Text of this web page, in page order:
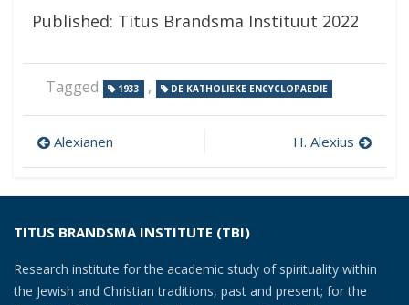
Published: Titus Brandsma Instituut 2022
Tagged 1933 , DE KATHOLIEKE ENCYCLOPAEDIE
Post
navigation
Alexianen H. Alexius
TITUS BRANDSMA INSTITUTE (TBI)
Research institute for the academic study of spirituality within
the Jewish and Christian traditions, past and present; for the